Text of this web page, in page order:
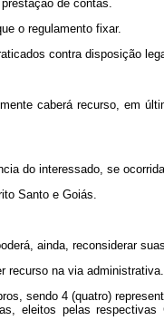
de contas.
o regulamento fixar.
contra disposição
caberá recurso, em
do interessado, se
Santo e Goiás.
ainda, reconsiderar
recurso na via administrativa.
sendo 4 (quatro)
eleitos pelas